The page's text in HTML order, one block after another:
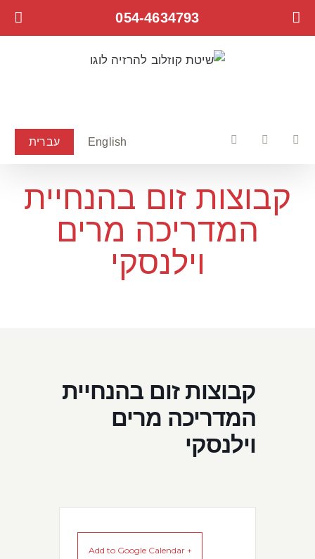
דלג
English עברית Instagram
YouTube
Facebook
054-4634793
קבוצות זום בהנחיית
המדריכה מרים
וילנסקי
קבוצות זום בהנחיית
המדריכה מרים
וילנסקי
+ Add to Google Calendar